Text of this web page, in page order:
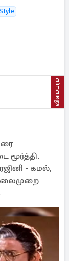
விளம்பரம்
- கமல்,